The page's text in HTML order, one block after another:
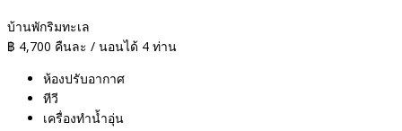
บ้านพักริมทะเล
฿ 4,700 คืนละ / นอนได้ 4 ท่าน
ห้องปรับอากาศ
ทีวี
เครื่องทำน้ำอุ่น